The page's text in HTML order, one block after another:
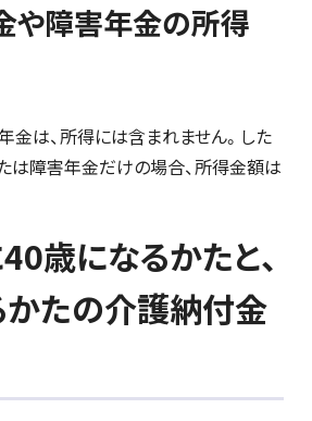
や障害年金の所得
金は、所得には含まれません。した
は障害年金だけの場合、所得金額は
歳になるかたと、
たの介護納付金